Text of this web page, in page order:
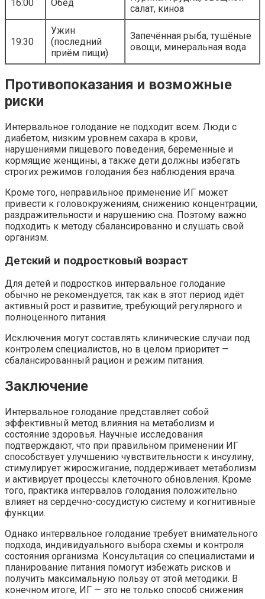
16:00 Обед
салат, киноа
19:30
Ужин
(последний
приём пищи)
Запечённая рыба, тушёные
овощи, минеральная вода
Противопоказания и возможные
риски
Интервальное голодание не подходит всем. Люди с
диабетом, низким уровнем сахара в крови,
нарушениями пищевого поведения, беременные и
кормящие женщины, а также дети должны избегать
строгих режимов голодания без наблюдения врача.
Кроме того, неправильное применение ИГ может
привести к головокружениям, снижению концентрации,
раздражительности и нарушению сна. Поэтому важно
подходить к методу сбалансированно и слушать свой
организм.
Детский и подростковый возраст
Для детей и подростков интервальное голодание
обычно не рекомендуется, так как в этот период идёт
активный рост и развитие, требующий регулярного и
полноценного питания.
Исключения могут составлять клинические случаи под
контролем специалистов, но в целом приоритет —
сбалансированный рацион и режим питания.
Заключение
Интервальное голодание представляет собой
эффективный метод влияния на метаболизм и
состояние здоровья. Научные исследования
подтверждают, что при правильном применении ИГ
способствует улучшению чувствительности к инсулину,
стимулирует жиросжигание, поддерживает метаболизм
и активирует процессы клеточного обновления. Кроме
того, практика интервалов голодания положительно
влияет на сердечно-сосудистую систему и когнитивные
функции.
Однако интервальное голодание требует внимательного
подхода, индивидуального выбора схемы и контроля
состояния организма. Консультация со специалистами и
планирование питания помогут избежать рисков и
получить максимальную пользу от этой методики. В
конечном итоге, ИГ — это не только способ снижения